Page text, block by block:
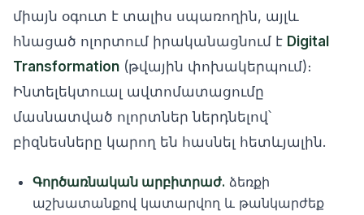
միայն օգուտ է տալիս սպառողին, այլև
հնացած ոլորտում իրականացնում է Digital
Transformation (թվային փոխակերպում)։
Ինտելեկտուալ ավտոմատացումը
մասնատված ոլորտներ ներդնելով՝
բիզնեսները կարող են հասնել հետևյալին.
Գործառնական արբիտրաժ. ձեռքի
աշխատանքով կատարվող և թանկարժեք